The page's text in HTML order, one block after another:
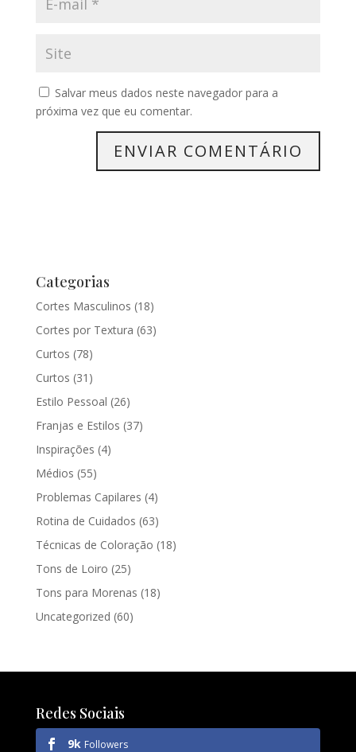
Salvar meus dados neste navegador para a
próxima vez que eu comentar.
Categorias
Cortes Masculinos (18)
Cortes por Textura (63)
Curtos (78)
Curtos (31)
Estilo Pessoal (26)
Franjas e Estilos (37)
Inspirações (4)
Médios (55)
Problemas Capilares (4)
Rotina de Cuidados (63)
Técnicas de Coloração (18)
Tons de Loiro (25)
Tons para Morenas (18)
Uncategorized (60)
Redes Sociais
9k Followers